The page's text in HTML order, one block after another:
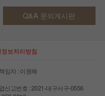
Q&A 문의게시판
정보처리방침
임자 : 이원해
고번호 : 2021-대구서구-0556